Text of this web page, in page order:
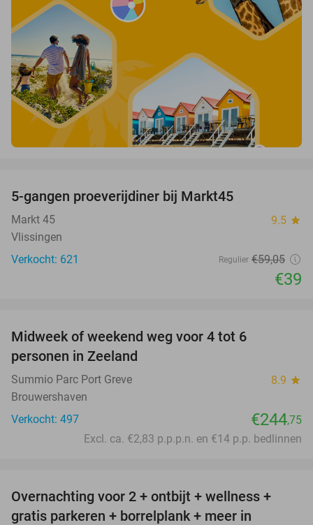
5-gangen proeverijdiner bij Markt45
Markt 45 9.5 star
Vlissingen
Verkocht: 621
Regulier €59,05
€39
Midweek of weekend weg voor 4 tot 6
personen in Zeeland
Summio Parc Port Greve 8.9 star
Brouwershaven
Verkocht: 497
€244,75
Excl. ca. €2,83 p.p.p.n. en €14 p.p. bedlinnen
33%
Overnachting voor 2 + ontbijt + wellness +
gratis parkeren + borrelplank + meer in